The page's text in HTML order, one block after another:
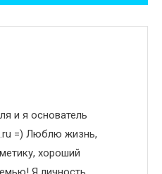
и я основатель
=) Люблю жизнь,
хороший